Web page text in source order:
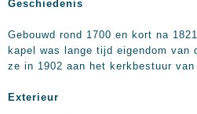
Geschiedenis
Gebouwd rond 1700 en kort na
kapel was lange tijd eigendom
ze in 1902 aan het kerkbestuur
Exterieur